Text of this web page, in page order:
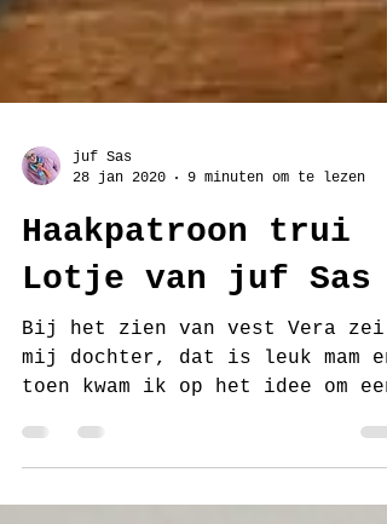
28 jan 2020
9 minuten om te lezen
Haakpatroon trui
Lotje van juf Sas
Bij het zien van vest Vera zei
toen kwam ik op het idee om een
kleine variant maar dan als
voor...